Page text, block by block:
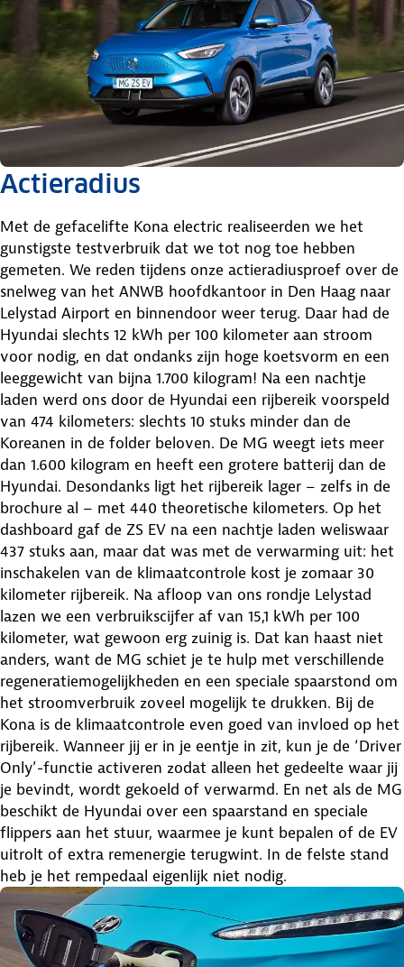
Actieradius
Met de gefacelifte Kona electric realiseerden we het
gunstigste testverbruik dat we tot nog toe hebben
gemeten. We reden tijdens onze actieradiusproef over de
snelweg van het ANWB hoofdkantoor in Den Haag naar
Lelystad Airport en binnendoor weer terug. Daar had de
Hyundai slechts 12 kWh per 100 kilometer aan stroom
voor nodig, en dat ondanks zijn hoge koetsvorm en een
leeggewicht van bijna 1.700 kilogram! Na een nachtje
laden werd ons door de Hyundai een rijbereik voorspeld
van 474 kilometers: slechts 10 stuks minder dan de
Koreanen in de folder beloven. De MG weegt iets meer
dan 1.600 kilogram en heeft een grotere batterij dan de
Hyundai. Desondanks ligt het rijbereik lager – zelfs in de
brochure al – met 440 theoretische kilometers. Op het
dashboard gaf de ZS EV na een nachtje laden weliswaar
437 stuks aan, maar dat was met de verwarming uit: het
inschakelen van de klimaatcontrole kost je zomaar 30
kilometer rijbereik. Na afloop van ons rondje Lelystad
lazen we een verbruikscijfer af van 15,1 kWh per 100
kilometer, wat gewoon erg zuinig is. Dat kan haast niet
anders, want de MG schiet je te hulp met verschillende
regeneratiemogelijkheden en een speciale spaarstond om
het stroomverbruik zoveel mogelijk te drukken. Bij de
Kona is de klimaatcontrole even goed van invloed op het
rijbereik. Wanneer jij er in je eentje in zit, kun je de ‘Driver
Only’-functie activeren zodat alleen het gedeelte waar jij
je bevindt, wordt gekoeld of verwarmd. En net als de MG
beschikt de Hyundai over een spaarstand en speciale
flippers aan het stuur, waarmee je kunt bepalen of de EV
uitrolt of extra remenergie terugwint. In de felste stand
heb je het rempedaal eigenlijk niet nodig.